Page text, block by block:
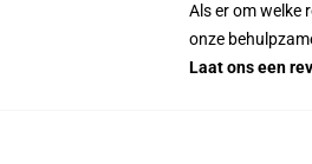
Als er om welke
onze
Laat ons een